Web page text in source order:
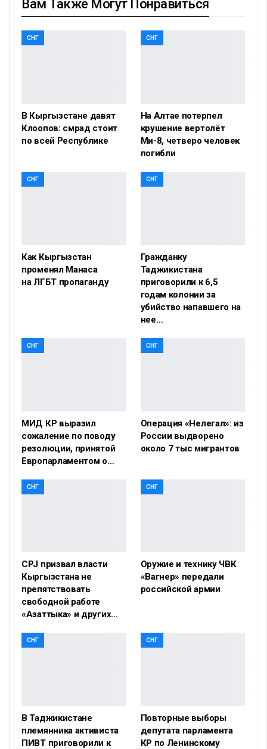
Вам Также Могут Понравиться
СНГ
В Кыргызстане давят
Клоопов: смрад стоит
по всей Республике
СНГ
На Алтае потерпел
крушение вертолёт
Ми-8, четверо человек
погибли
СНГ
Как Кыргызстан
променял Манаса
на ЛГБТ пропаганду
СНГ
Гражданку
Таджикистана
приговорили к 6,5
годам колонии за
убийство напавшего на
нее…
СНГ
МИД КР выразил
сожаление по поводу
резолюции, принятой
Европарламентом о…
СНГ
Операция «Нелегал»: из
России выдворено
около 7 тыс мигрантов
СНГ
CPJ призвал власти
Кыргызстана не
препятствовать
свободной работе
«Азаттыка» и других…
СНГ
Оружие и технику ЧВК
«Вагнер» передали
российской армии
СНГ
В Таджикистане
племянника активиста
ПИВТ приговорили к
СНГ
Повторные выборы
депутата парламента
КР по Ленинскому